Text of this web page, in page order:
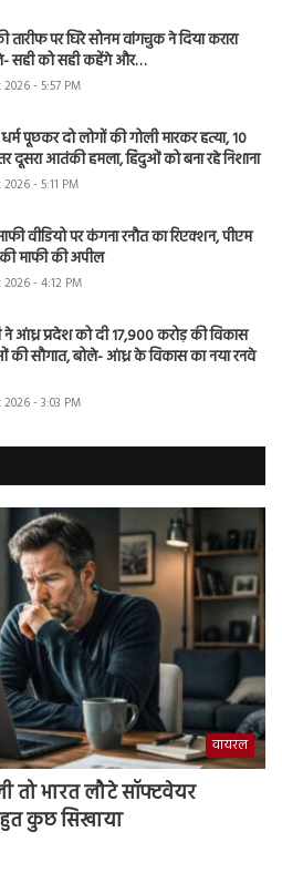
तारीफ पर घिरे सोनम वांगचुक ने दिया करारा
सही को सही कहेंगे और…
- 5:57 PM
पूछकर दो लोगों की गोली मारकर हत्या, 10
दूसरा आतंकी हमला, हिंदुओं को बना रहे निशाना
- 5:11 PM
वीडियो पर कंगना रनौत का रिएक्शन, पीएम
माफी की अपील
- 4:12 PM
ने आंध्र प्रदेश को दी 17,900 करोड़ की विकास
की सौगात, बोले- आंध्र के विकास का नया रनवे
- 3:03 PM
वायरल
तो भारत लौटे सॉफ्टवेयर
कुछ सिखाया